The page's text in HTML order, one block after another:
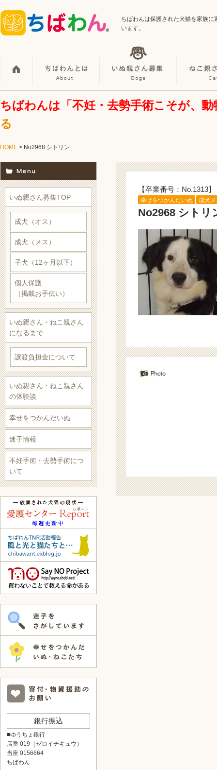
ちばわんは保護された犬猫を家族
います。
ちばわんは「不妊・去勢手術こそが、
る
HOME > No2968 シトリン
【卒業番号：No.1313】
幸せをつかんだいぬ 成犬
No2968 シトリ
いぬ親さん募集TOP
成犬（オス）
成犬（メス）
子犬（12ヶ月以下）
個人保護
（掲載お手伝い）
いぬ親さん・ねこ親さん
になるまで
譲渡負担金について
いぬ親さん・ねこ親さん
の体験談
幸せをつかんだいぬ
迷子情報
不妊手術・去勢手術につ
いて
銀行振込
■ゆうちょ銀行
店番 019（ゼロイチキュウ）
当座 0156664
ちばわん